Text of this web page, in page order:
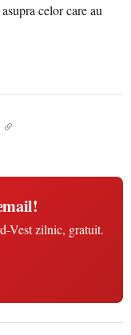
celor care au
Vest zilnic, gratuit.